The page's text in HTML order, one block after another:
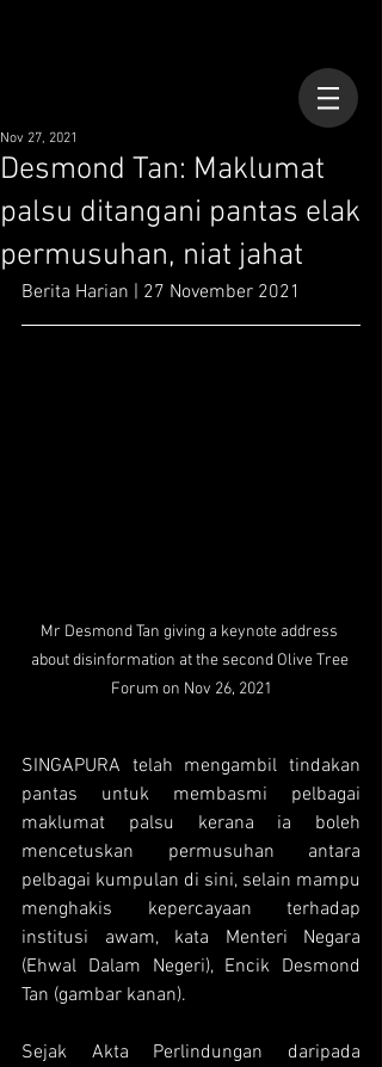
Desmond Tan: Maklumat
palsu ditangani pantas elak
permusuhan, niat jahat
Nov 27, 2021
Berita Harian | 27 November 2021
Mr Desmond Tan giving a keynote address
about disinformation at the second Olive Tree
Forum on Nov 26, 2021
SINGAPURA telah mengambil tindakan
pantas untuk membasmi pelbagai
maklumat palsu kerana ia boleh
mencetuskan permusuhan antara
pelbagai kumpulan di sini, selain mampu
menghakis kepercayaan terhadap
institusi awam, kata Menteri Negara
(Ehwal Dalam Negeri), Encik Desmond
Tan (gambar kanan).
Sejak Akta Perlindungan daripada